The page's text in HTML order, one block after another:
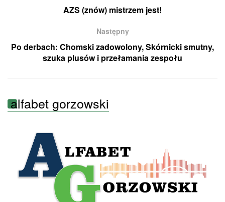
AZS (znów) mistrzem jest!
Następny
Po derbach: Chomski zadowolony, Skórnicki smutny,
szuka plusów i przełamania zespołu
alfabet gorzowski